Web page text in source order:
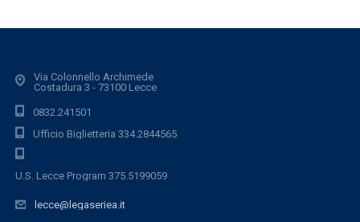
Via Colonnello Archimede
Costadura 3 - 73100 Lecce
0832.241501
Ufficio Biglietteria 334.2844565
U.S. Lecce Program 375.5199059
lecce@legaseriea.it